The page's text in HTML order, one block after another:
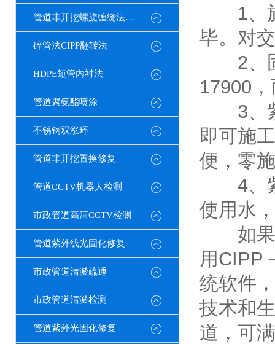
管道非开挖螺旋缠绕法修复
碎管法CIPP翻转法
HDPE短管内衬法
管道聚氨酯喷涂
不锈钢双涨环
管道非开挖置换修复
管道CCTV机器人检测
市政管道高清CCTV检测
管道紫外线光固化修复
市政管道清淤疏通
市政管道清淤检测
管道紫外光固化修复
1、施
毕。对
2、固
17900
3、紫
即可施
便，零
4、紫
使用水
如果
用CIPP
统软件
技术和
道，可